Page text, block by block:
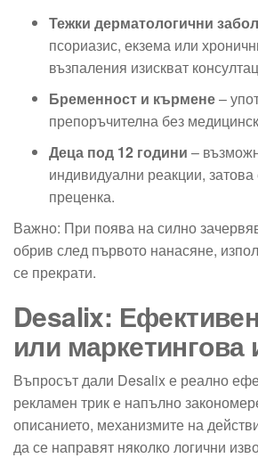
Тежки дерматологични
псориазис, екзема или
възпаления изискват
Бременност и кърмене–
препоръчителна без
Деца под 12 години –
индивидуални реакции,
преценка.
Важно: При поява на силно
обрив след първото нанасяне,
се прекрати.
Desalix:
или маркетингова
Въпросът дали Desalix е реално
рекламен трик е напълно
описанието, механизмите на
да се направят няколко логични